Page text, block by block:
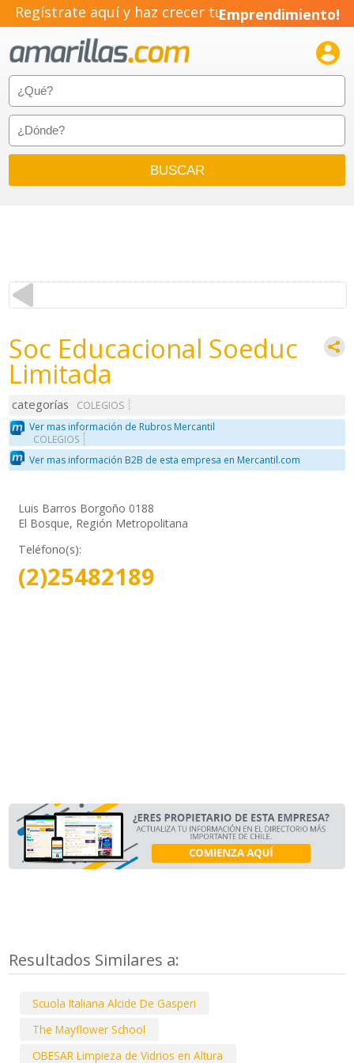
Regístrate aquí y haz crecer tuEmprendimiento!

Soc Educacional Soeduc
Limitada
categorías
COLEGIOS
Ver mas información de Rubros Mercantil
COLEGIOS
Ver mas información B2B de esta empresa en Mercantil.com
Luis Barros Borgoño 0188
El Bosque, Región Metropolitana
Teléfono(s):
(2)25482189
Resultados Similares a:
Scuola Italiana Alcide De Gasperi
The Mayflower School
OBESAR Limpieza de Vidrios en Altura